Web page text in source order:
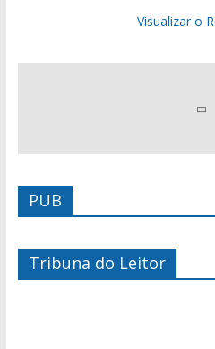
Visualizar o
PUB
Tribuna do Leitor